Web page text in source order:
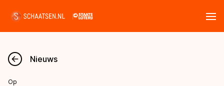
Nieuws
Nieuws
Op